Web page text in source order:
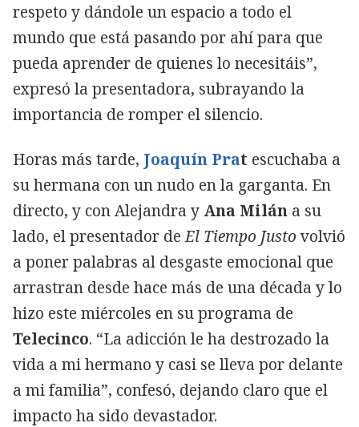
respeto y dándole un espacio a todo el
mundo que está pasando por ahí para que
pueda aprender de quienes lo necesitáis”,
expresó la presentadora, subrayando la
importancia de romper el silencio.
Horas más tarde, Joaquín Prat escuchaba a
su hermana con un nudo en la garganta. En
directo, y con Alejandra y Ana Milán a su
lado, el presentador deEl Tiempo Justovolvió
a poner palabras al desgaste emocional que
arrastran desde hace más de una década y lo
hizo este miércoles en su programa de
Telecinco. “La adicción le ha destrozado la
vida a mi hermano y casi se lleva por delante
a mi familia”, confesó, dejando claro que el
impacto ha sido devastador.